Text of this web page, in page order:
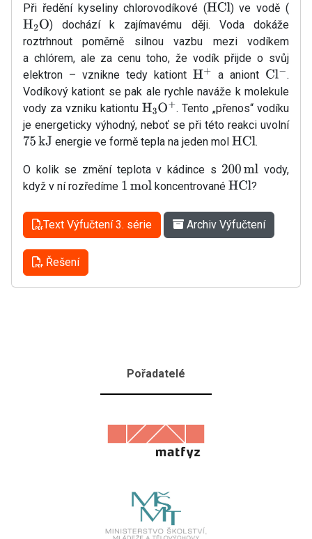
Při ředění kyseliny chlorovodíkové (HCl ) ve vodě (
HA2O) dochází k zajímavému ději. Voda dokáže
roztrhnout poměrně silnou vazbu mezi vodíkem
a chlórem, ale za cenu toho, že vodík přijde o svůj
elektron – vznikne tedy kationtHA a aniont ClA −.
Vodíkový kationt se pak ale rychle naváže k molekule
vody za vzniku kationtu HA3O A+. Tento „přenos“ vodíku
je energeticky výhodný, neboť se při této reakci uvolní
75 kJ energie ve formě tepla na jeden molHCl .
O kolik se změní teplota v kádince s 200ml
vody,
když v ní rozředíme 1 mol koncentrované HCl ?
Text Výfučtení 3. série Archiv Výfučtení
Řešení
Pořadatelé